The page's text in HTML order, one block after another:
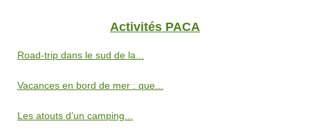
Activités PACA
Road-trip dans le sud de la...
Vacances en bord de mer : que...
Les atouts d’un camping...